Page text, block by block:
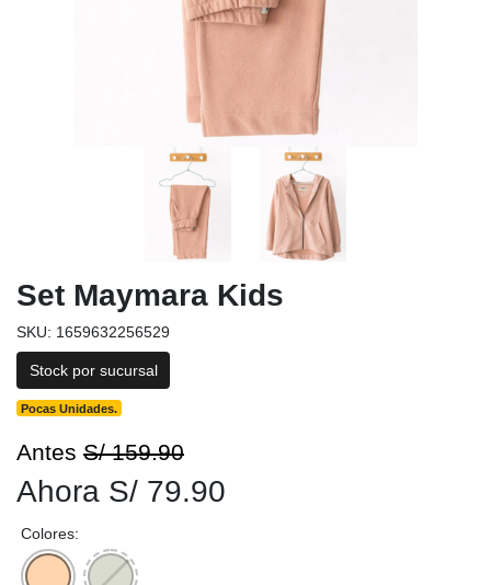
Set Maymara Kids
SKU: 1659632256529
Stock por sucursal
Pocas Unidades.
Antes S/ 159.90
Ahora S/ 79.90
Colores: